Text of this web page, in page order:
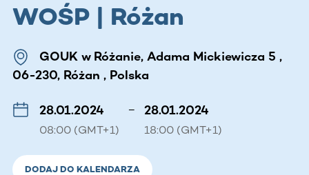
WOŚP | Różan
GOUK w Różanie, Adama Mickiewicza 5 ,
06-230, Różan , Polska
28.01.2024
08:00 (GMT+1)
– 28.01.2024
18:00 (GMT+1)
DODAJ DO KALENDARZA